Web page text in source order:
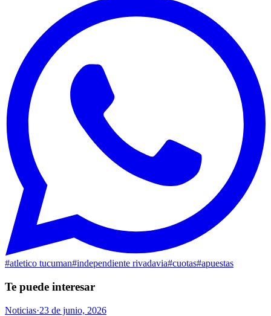
#atletico tucuman#independiente rivadavia#cuotas#apuestas
Te puede interesar
Noticias·23 de junio, 2026